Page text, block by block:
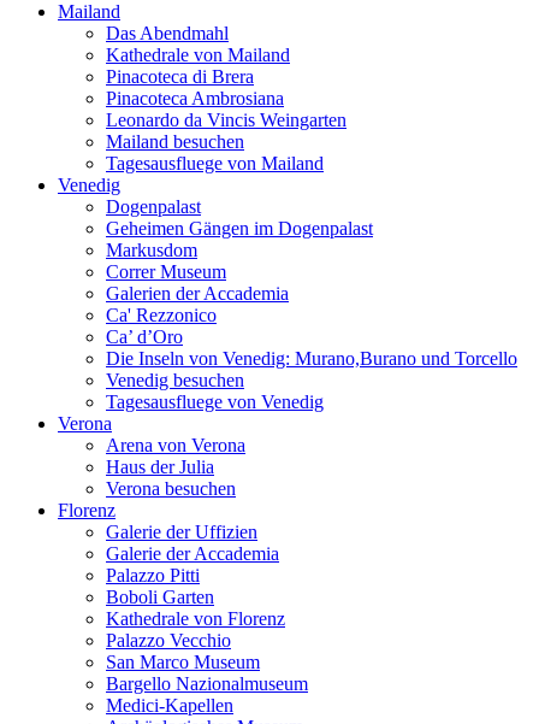
Mailand
Das Abendmahl
Kathedrale von Mailand
Pinacoteca di Brera
Pinacoteca Ambrosiana
Leonardo da Vincis Weingarten
Mailand besuchen
Tagesausfluege von Mailand
Venedig
Dogenpalast
Geheimen Gängen im Dogenpalast
Markusdom
Correr Museum
Galerien der Accademia
Ca' Rezzonico
Ca’ d’Oro
Die Inseln von Venedig: Murano,Burano und Torcello
Venedig besuchen
Tagesausfluege von Venedig
Verona
Arena von Verona
Haus der Julia
Verona besuchen
Florenz
Galerie der Uffizien
Galerie der Accademia
Palazzo Pitti
Boboli Garten
Kathedrale von Florenz
Palazzo Vecchio
San Marco Museum
Bargello Nazionalmuseum
Medici-Kapellen